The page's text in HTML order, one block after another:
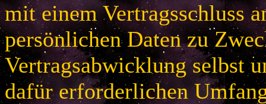
mit einem Vertragsschluss
persönlichen Daten zu
Vertragsabwicklung selbst
dafür erforderlichen